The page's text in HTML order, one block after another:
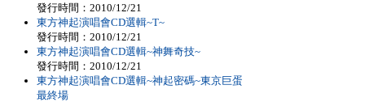
發行時間：2010/12/21
東方神起演唱會CD選輯~T~
發行時間：2010/12/21
東方神起演唱會CD選輯~神舞奇技~
發行時間：2010/12/21
東方神起演唱會CD選輯~神起密碼~東京巨蛋
最終場